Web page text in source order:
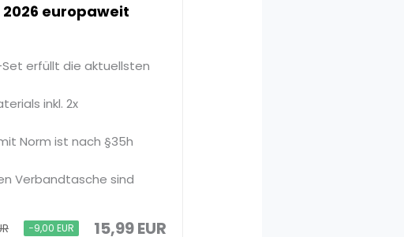
2026 europaweit
Set erfüllt die aktuellsten
inkl. 2x
mit Norm ist nach §35h
Verbandtasche sind
−9,00 EUR 15,99 EUR